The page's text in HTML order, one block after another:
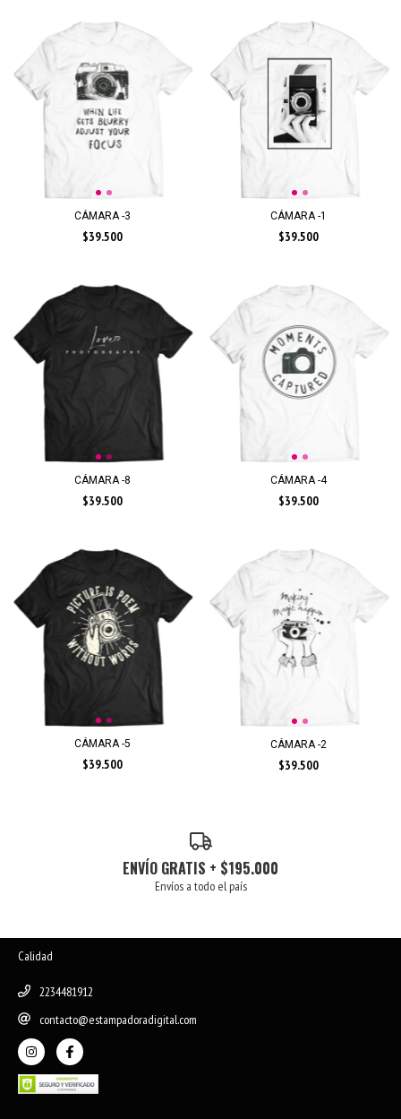
CÁMARA -3
$39.500
CÁMARA -1
$39.500
CÁMARA -8
$39.500
CÁMARA -4
$39.500
CÁMARA -5
$39.500
CÁMARA -2
$39.500
ENVÍO GRATIS + $195.000
Envíos a todo el país
Calidad
2234481912
contacto@estampadoradigital.com